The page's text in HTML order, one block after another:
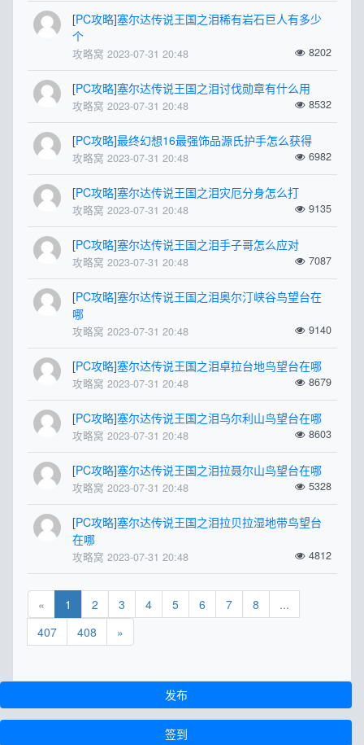
[PC攻略]塞尔达传说王国之泪稀有岩石巨人有多少
个
攻略窝 2023-07-31 20:48 8202
[PC攻略]塞尔达传说王国之泪讨伐勋章有什么用
攻略窝 2023-07-31 20:48 8532
[PC攻略]最终幻想16最强饰品源氏护手怎么获得
攻略窝 2023-07-31 20:48 6982
[PC攻略]塞尔达传说王国之泪灾厄分身怎么打
攻略窝 2023-07-31 20:48 9135
[PC攻略]塞尔达传说王国之泪手子哥怎么应对
攻略窝 2023-07-31 20:48 7087
[PC攻略]塞尔达传说王国之泪奥尔汀峡谷鸟望台在
哪
攻略窝 2023-07-31 20:48 9140
[PC攻略]塞尔达传说王国之泪卓拉台地鸟望台在哪
攻略窝 2023-07-31 20:48 8679
[PC攻略]塞尔达传说王国之泪乌尔利山鸟望台在哪
攻略窝 2023-07-31 20:48 8603
[PC攻略]塞尔达传说王国之泪拉聂尔山鸟望台在哪
攻略窝 2023-07-31 20:48 5328
[PC攻略]塞尔达传说王国之泪拉贝拉湿地带鸟望台
在哪
攻略窝 2023-07-31 20:48 4812
« 1 2 3 4 5 6 7 8
...
407
408 »
发布
签到